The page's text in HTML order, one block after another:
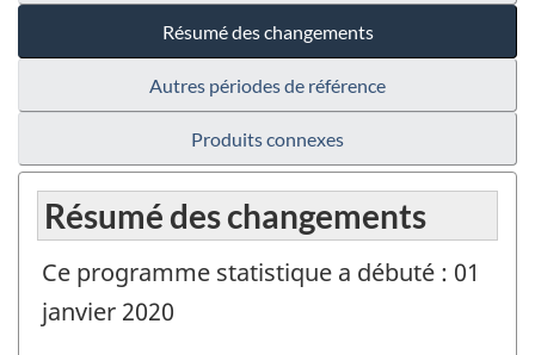
Résumé des changements
Autres périodes de référence
Produits connexes
Résumé des changements
Ce programme statistique a débuté : 01
janvier 2020